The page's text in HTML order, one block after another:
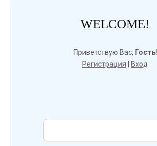
WELCOME!
Приветствую Вас, Гость!
Регистрация
Вход